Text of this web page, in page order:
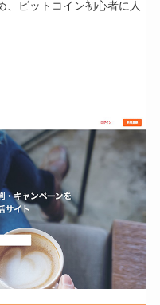
、ビットコイン初心者に人